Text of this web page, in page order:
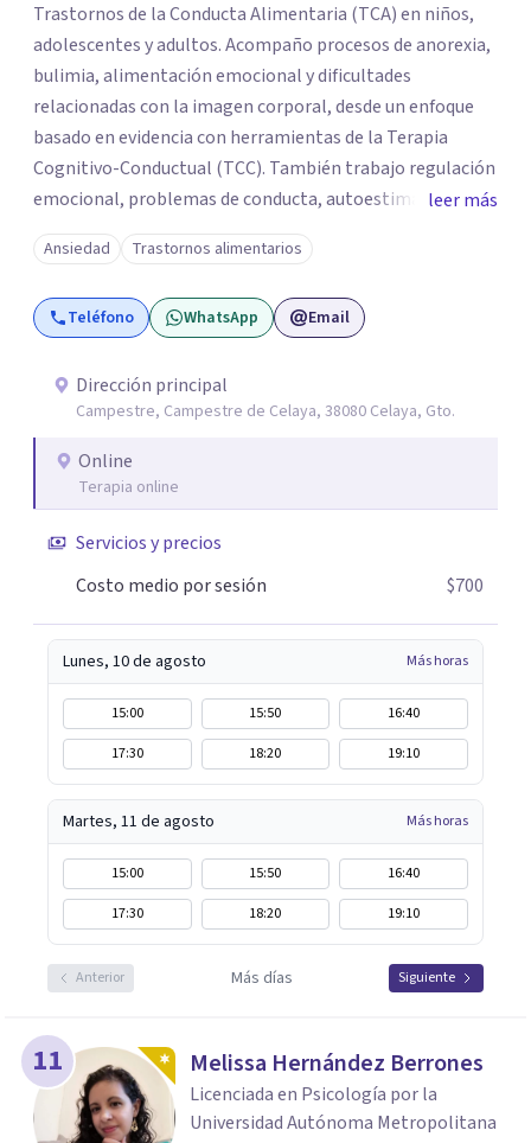
Trastornos de la Conducta Alimentaria (TCA) en niños,
adolescentes y adultos. Acompaño procesos de anorexia,
bulimia, alimentación emocional y dificultades
relacionadas con la imagen corporal, desde un enfoque
basado en evidencia con herramientas de la Terapia
Cognitivo-Conductual (TCC). También trabajo regulación
emocional, problemas de conducta, autoestima y
desarrollo de habilidades sociales y emocionales en
población infantil y juvenil. Me mantengo en constante
formación y actualización para brindar el
acompañamiento más efectivo a cada persona. Ofrezco
alimentación consciente, adaptado a las necesidades de
cada paciente y su familia. Atiendo de forma online.
Puedes reservar tu primera sesión directamente desde mi
perfil.
leer más
Ansiedad Trastornos alimentarios
Teléfono WhatsApp Email
Dirección principal
Campestre, Campestre de Celaya, 38080 Celaya, Gto.
Online
Terapia online
Servicios y precios
Costo medio por sesión
$700
Lunes, 10 de agosto Más horas
15:00 15:50
16:40
17:30
18:20 19:10
Martes, 11 de agosto Más horas
15:00 15:50
16:40
17:30
18:20 19:10
Anterior Más días Siguiente
11 Melissa Hernández Berrones
Licenciada en Psicología por la
Universidad Autónoma Metropolitana